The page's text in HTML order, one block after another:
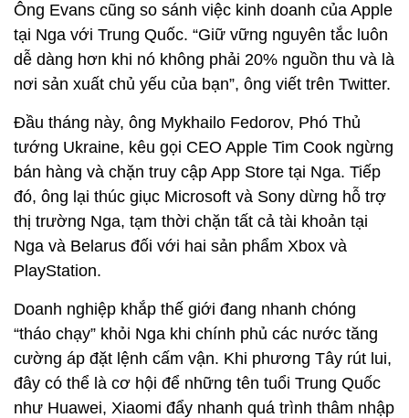
Ông Evans cũng so sánh việc kinh doanh của Apple
tại Nga với Trung Quốc. “Giữ vững nguyên tắc luôn
dễ dàng hơn khi nó không phải 20% nguồn thu và là
nơi sản xuất chủ yếu của bạn”, ông viết trên Twitter.
Đầu tháng này, ông Mykhailo Fedorov, Phó Thủ
tướng Ukraine, kêu gọi CEO Apple Tim Cook ngừng
bán hàng và chặn truy cập App Store tại Nga. Tiếp
đó, ông lại thúc giục Microsoft và Sony dừng hỗ trợ
thị trường Nga, tạm thời chặn tất cả tài khoản tại
Nga và Belarus đối với hai sản phẩm Xbox và
PlayStation.
Doanh nghiệp khắp thế giới đang nhanh chóng
“tháo chạy” khỏi Nga khi chính phủ các nước tăng
cường áp đặt lệnh cấm vận. Khi phương Tây rút lui,
đây có thể là cơ hội để những tên tuổi Trung Quốc
như Huawei, Xiaomi đẩy nhanh quá trình thâm nhập